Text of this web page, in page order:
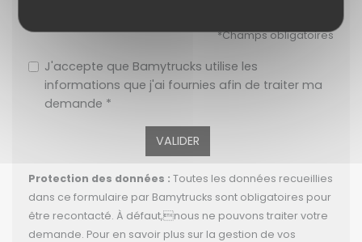
*Champs obligatoires
J'accepte que Bamytrucks utilise les
informations que j'ai fournies afin de traiter ma
demande *
VALIDER
Protection des données : Toutes les données recueillies
dans ce formulaire par Bamytrucks sont obligatoires pour
être recontacté. À défaut,nous ne pouvons traiter votre
demande. Pour en savoir plus sur la gestion de vos